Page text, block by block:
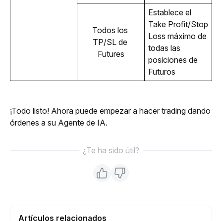
Todos los
TP/SL de
Futures
Establece el
Take Profit/Stop
Loss máximo de
todas las
posiciones de
Futuros
¡Todo listo! Ahora puede empezar a hacer trading dando
órdenes a su Agente de IA.
¿Te ha sido útil?
Artículos relacionados